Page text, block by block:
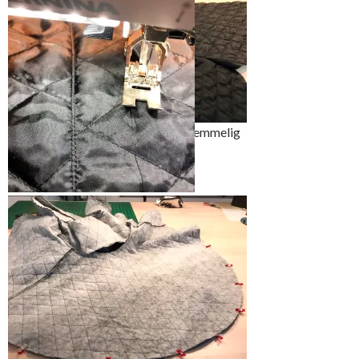
Ferdig resultat ser så
gjennomarbeidet og flott ut
Foret begynner å ta form, men er temmelig
“puffy”
For å sørge for at foret får en god
fasong stikkes sømmene ned med
en stikning et par millimeter til
siden for sammensyningen